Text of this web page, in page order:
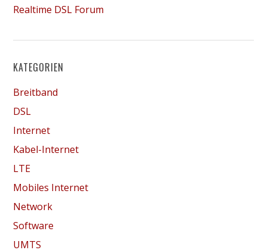
Realtime DSL Forum
KATEGORIEN
Breitband
DSL
Internet
Kabel-Internet
LTE
Mobiles Internet
Network
Software
UMTS